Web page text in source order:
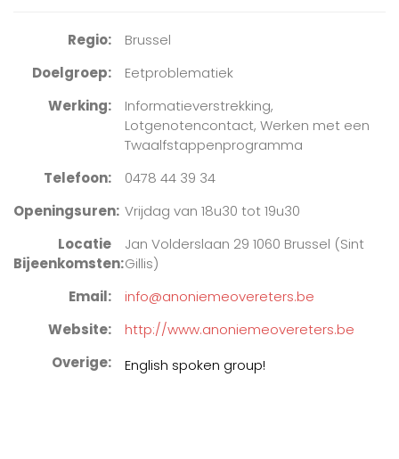
Regio
Brussel
Doelgroep
Eetproblematiek
Werking
Informatieverstrekking,
Lotgenotencontact, Werken met een
Twaalfstappenprogramma
Telefoon
0478 44 39 34
Openingsuren Vrijdag van 18u30 tot 19u30
Locatie
Bijeenkomsten
Jan Volderslaan 29 1060 Brussel (Sint
Gillis)
Email
info@anoniemeovereters.be
Website
http://www.anoniemeovereters.be
Overige
English spoken group!